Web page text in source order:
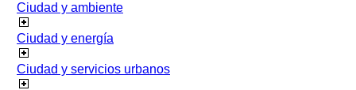
Ciudad y ambiente
Ciudad y energía
Ciudad y servicios urbanos